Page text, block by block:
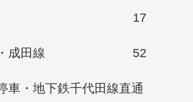
17
成田線 52
車・地下鉄千代田線直通